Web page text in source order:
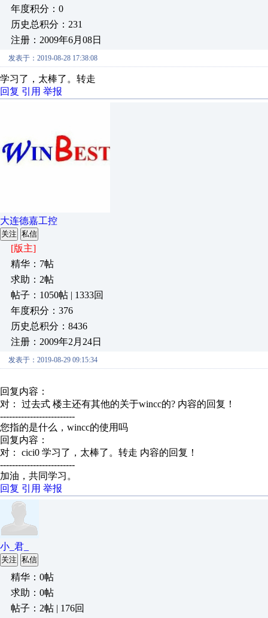
年度积分：0
历史总积分：231
注册：2009年6月08日
发表于：2019-08-28 17:38:08
学习了，太棒了。转走
回复 引用 举报
大连德嘉工控
关注 私信
[版主]
精华：7帖
求助：2帖
帖子：1050帖 | 1333回
年度积分：376
历史总积分：8436
注册：2009年2月24日
发表于：2019-08-29 09:15:34
回复内容：
对： 过去式 楼主还有其他的关于wincc的? 内容的回复！
-------------------------
您指的是什么，wincc的使用吗
回复内容：
对： cici0 学习了，太棒了。转走 内容的回复！
-------------------------
加油，共同学习。
回复 引用 举报
小_君_
关注 私信
精华：0帖
求助：0帖
帖子：2帖 | 176回